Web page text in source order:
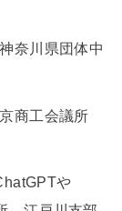
奈川県団体中
商工会議所
や